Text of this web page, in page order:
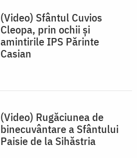
(Video) Sfântul Cuvios
Cleopa, prin ochii și
amintirile IPS Părinte
Casian
(Video) Rugăciunea de
binecuvântare a Sfântului
Paisie de la Sihăstria